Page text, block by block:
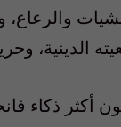
الدينية،
أكثر ذكاء